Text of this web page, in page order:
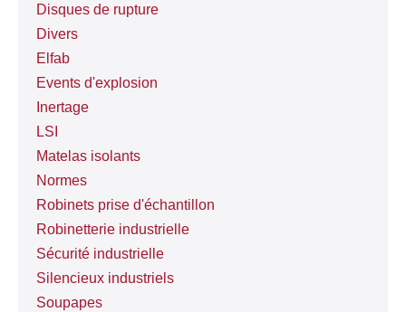
Disques de rupture
Divers
Elfab
Events d'explosion
Inertage
LSI
Matelas isolants
Normes
Robinets prise d'échantillon
Robinetterie industrielle
Sécurité industrielle
Silencieux industriels
Soupapes